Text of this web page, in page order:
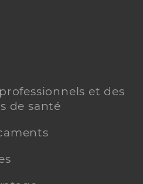
et des
de santé